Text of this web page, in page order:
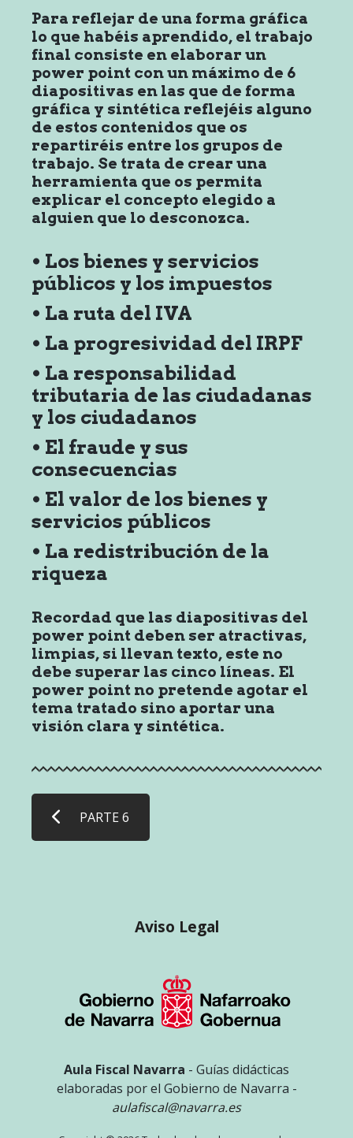
Para reflejar de una forma gráfica
lo que habéis aprendido, el trabajo
final consiste en elaborar un
power point con un máximo de 6
diapositivas en las que de forma
gráfica y sintética reflejéis alguno
de estos contenidos que os
repartiréis entre los grupos de
trabajo. Se trata de crear una
herramienta que os permita
explicar el concepto elegido a
alguien que lo desconozca.
• Los bienes y servicios
públicos y los impuestos
• La ruta del IVA
• La progresividad del IRPF
• La responsabilidad
tributaria de las ciudadanas
y los ciudadanos
• El fraude y sus
consecuencias
• El valor de los bienes y
servicios públicos
• La redistribución de la
riqueza
Recordad que las diapositivas del
power point deben ser atractivas,
limpias, si llevan texto, este no
debe superar las cinco líneas. El
power point no pretende agotar el
tema tratado sino aportar una
visión clara y sintética.
PARTE 6
Aviso Legal
Aula Fiscal Navarra - Guías didácticas
elaboradas por el Gobierno de Navarra -
aulafiscal@navarra.es